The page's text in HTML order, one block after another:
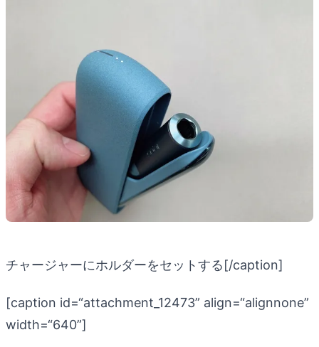
チャージャーにホルダーをセットする[/caption]
[caption id=“attachment_12473” align=“alignnone”
width=“640”]